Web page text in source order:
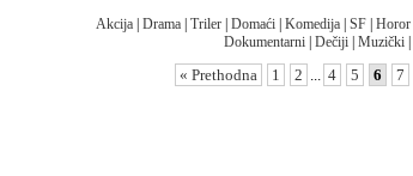
Akcija| Drama| Triler| Domaći| Komedija| SF| Horor|
Dokumentarni Dečiji Muzički
« Prethodna 1 2 ... 4 5 6 7